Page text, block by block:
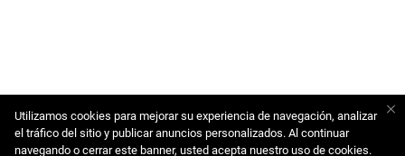
Utilizamos cookies para mejorar su experiencia de navegación, analizar
el tráfico del sitio y publicar anuncios personalizados. Al continuar
navegando o cerrar este banner, usted acepta nuestro uso de cookies.